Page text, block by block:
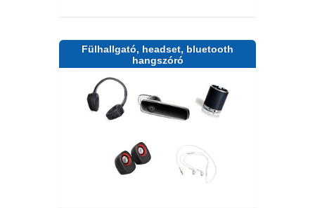
Fülhallgató, headset, bluetooth
hangszóró